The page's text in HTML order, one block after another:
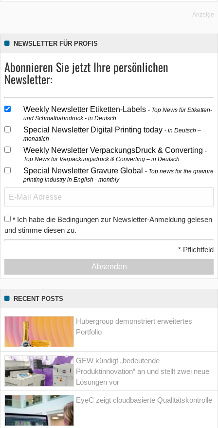
Anzeige
NEWSLETTER FÜR PROFIS
Abonnieren Sie jetzt Ihre persönlichen
Newsletter:
Weekly Newsletter Etiketten-Labels
Top News für Etiketten-
und Schmalbahndruck - in Deutsch
Special Newsletter Digital Printing today
in Deutsch –
monatlich
Weekly Newsletter VerpackungsDruck & Converting
Top News für Verpackungsdruck & Converting – in Deutsch
Special Newsletter Gravure Global
Top news for the gravure
printing industry in English - monthly
* Ich habe die Bedingungen zur Newsletter-Anmeldung gelesen
und stimme diesen zu.
* Pflichtfeld
Absenden
RECENT POSTS
Hubergroup demonstriert erweitertes
Portfolio
GEW kündigt „bedeutende
Produktinnovation“ an und stellt zwei neue
Lösungen vor
EyeC zeigt cloudbasierte Qualitätskontrolle